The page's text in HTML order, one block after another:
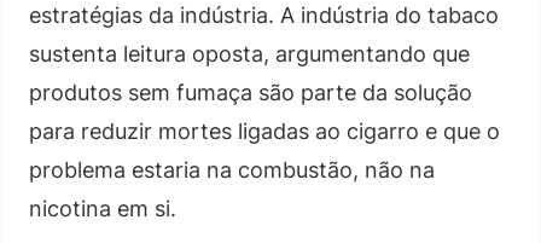
estratégias da indústria. A indústria do tabaco
sustenta leitura oposta, argumentando que
produtos sem fumaça são parte da solução
para reduzir mortes ligadas ao cigarro e que o
problema estaria na combustão, não na
nicotina em si.